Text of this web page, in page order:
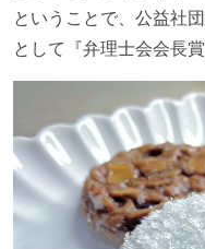
ということで、公益社
として『弁理士会会長